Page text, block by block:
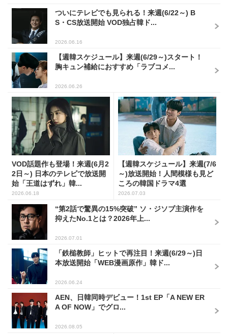
ついにテレビでも見られる！来週(6/22～) B
S・CS放送開始 VOD独占韓ド...
2026.06.16
【週韓スケジュール】来週(6/29～)スタート！
胸キュン補給におすすめ「ラブコメ...
2026.06.26
VOD話題作も登場！来週(6月2
2日～) 日本のテレビで放送開
始「王道はずれ」韓...
2026.06.18
【週韓スケジュール】来週(7/6
～)放送開始！人間模様も見ど
ころの韓国ドラマ4選
2026.07.03
“第2話で驚異の15%突破” ソ・ジソブ主演作を
抑えたNo.1とは？2026年上...
2026.07.01
「鉄槌教師」ヒットで再注目！来週(6/29～)日
本放送開始「WEB漫画原作」韓ド...
2026.06.24
AEN、日韓同時デビュー！1st EP「A NEW ER
A OF NOW」でグロ...
2026.08.05